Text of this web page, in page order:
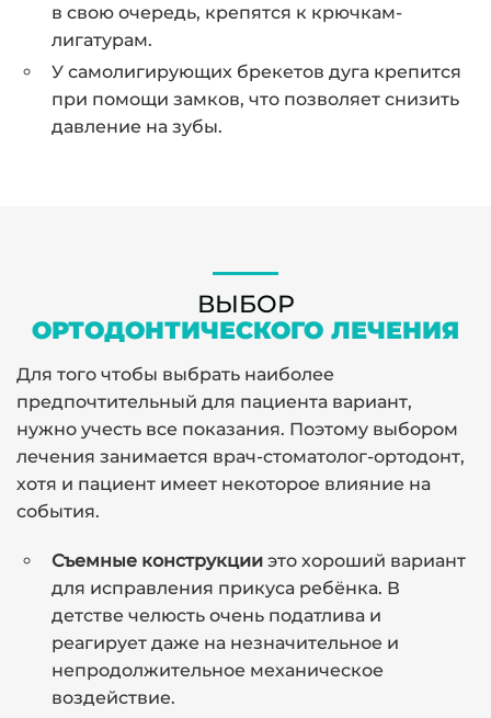
в свою очередь, крепятся к крючкам-
лигатурам.
У самолигирующих брекетов дуга крепится
при помощи замков, что позволяет снизить
давление на зубы.
ВЫБОР
ОРТОДОНТИЧЕСКОГО ЛЕЧЕНИЯ
Для того чтобы выбрать наиболее
предпочтительный для пациента вариант,
нужно учесть все показания. Поэтому выбором
лечения занимается врач-стоматолог-ортодонт,
хотя и пациент имеет некоторое влияние на
события.
Съемные конструкции это хороший вариант
для исправления прикуса ребёнка. В
детстве челюсть очень податлива и
реагирует даже на незначительное и
непродолжительное механическое
воздействие.